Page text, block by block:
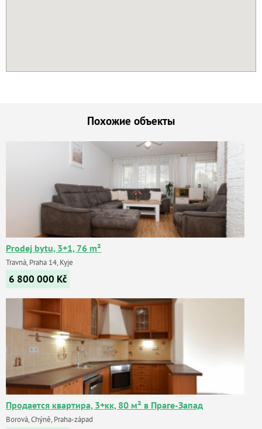
Похожие объекты
Prodej bytu, 3+1, 76 m²
Travná, Praha 14, Kyje
6 800 000 Kč
Продается квартира, 3+кк, 80 м² в Праге-Запад
Borová, Chýně, Praha-západ